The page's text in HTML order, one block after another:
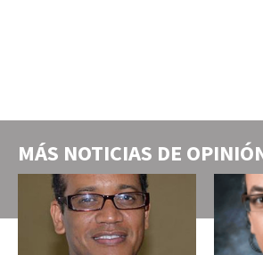
MÁS NOTICIAS DE